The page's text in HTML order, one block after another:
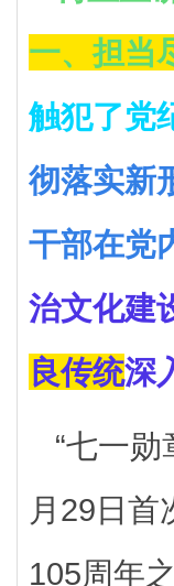
一、担当
触犯了党
彻落实新
干部在党
治文化建
良传统深
“七一
月29日首
105周年